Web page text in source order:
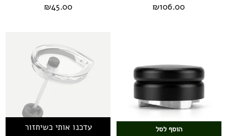
₪106.00
₪45.00
הוסף לסל עדכנו אותי כשיחזור